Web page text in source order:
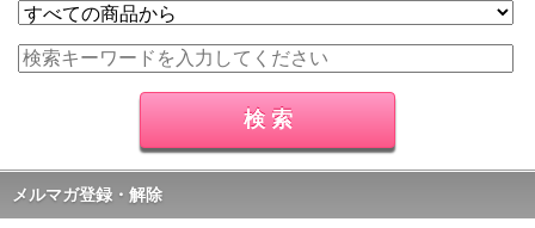
メルマガ登録・解除